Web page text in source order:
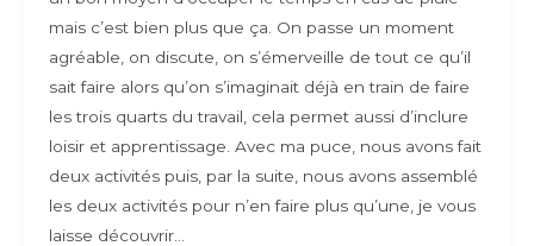
mais c’est bien plus que ça. On passe un moment
agréable, on discute, on s’émerveille de tout ce qu’il
sait faire alors qu’on s’imaginait déjà en train de faire
les trois quarts du travail, cela permet aussi d’inclure
loisir et apprentissage. Avec ma puce, nous avons fait
deux activités puis, par la suite, nous avons assemblé
les deux activités pour n’en faire plus qu’une, je vous
laisse découvrir…